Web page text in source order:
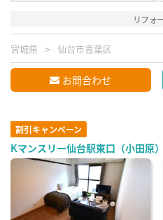
リフォ
宮城県 仙台市青葉区
お問合わせ
割引キャンペーン
Kマンスリー仙台駅東口（小田原